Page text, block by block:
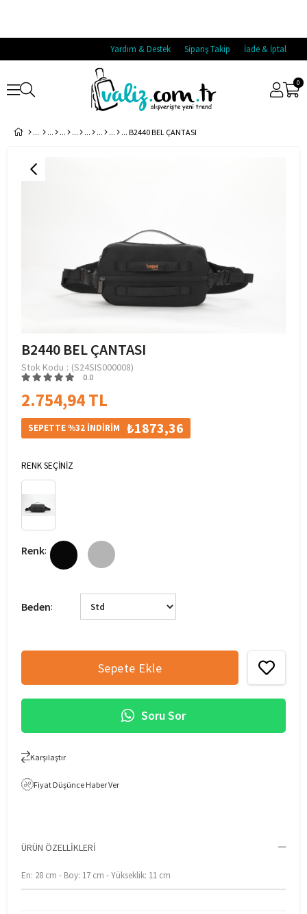
Yardım & Destek Sipariş Takip İade & İptal
0
B2440 BEL ÇANTASI
B2440 BEL ÇANTASI
Stok Kodu (S24SIS000008)
0.0
2.754,94 TL
SEPETTE %32 İNDİRİM ₺1873,36
RENK SEÇİNİZ
Renk:
Beden:
Soru Sor
Karşılaştır
Fiyat Düşünce Haber Ver
ÜRÜN ÖZELLIKLERI
En: 28 cm - Boy: 17 cm - Yükseklik: 11 cm